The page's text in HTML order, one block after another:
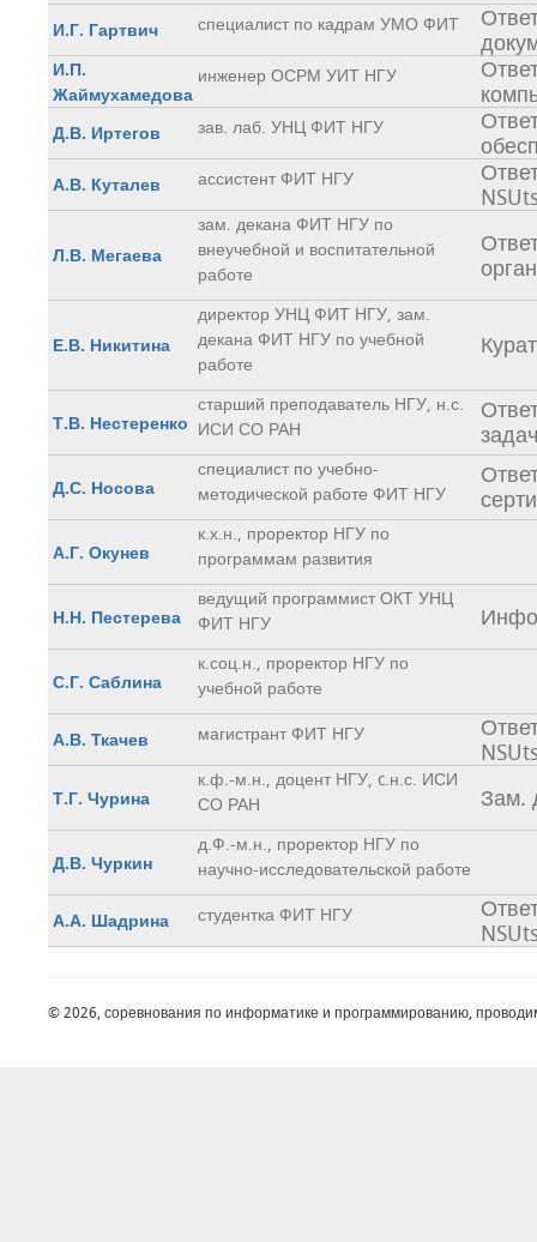
И.Г. Гартвич специалист по кадрам УМО ФИТ
И.П.
Жаймухамедова
инженер ОСРМ УИТ НГУ
Д.В. Иртегов зав. лаб. УНЦ ФИТ НГУ
А.В. Куталев ассистент ФИТ НГУ
Л.В. Мегаева
зам. декана ФИТ НГУ по
внеучебной и воспитательной
работе
Е.В. Никитина
директор УНЦ ФИТ НГУ, зам.
декана ФИТ НГУ по учебной
работе
Т.В. Нестеренко
старший преподаватель НГУ, н.с.
ИСИ СО РАН
задач
Д.С. Носова
специалист по учебно-
методической работе ФИТ НГУ
А.Г. Окунев
к.х.н., проректор НГУ по
программам развития
Н.Н. Пестерева
ведущий программист ОКТ УНЦ
ФИТ НГУ
С.Г. Саблина
к.соц.н., проректор НГУ по
учебной работе
А.В. Ткачев магистрант ФИТ НГУ
Т.Г. Чурина
к.ф.-м.н., доцент НГУ, c.н.с. ИСИ
СО РАН
Зам.
Д.В. Чуркин
д.Ф.-м.н., проректор НГУ по
научно-исследовательской работе
А.А. Шадрина студентка ФИТ НГУ
© 2026, соревнования по информатике и программированию,